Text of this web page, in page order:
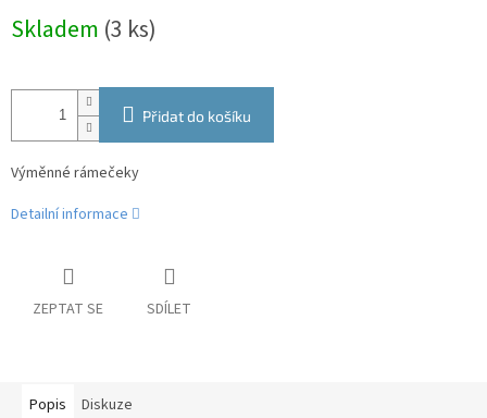
cena:
Skladem (3 ks)
Přidat do košíku
Výměnné rámečeky
Detailní informace
ZEPTAT SE SDÍLET
Popis Diskuze